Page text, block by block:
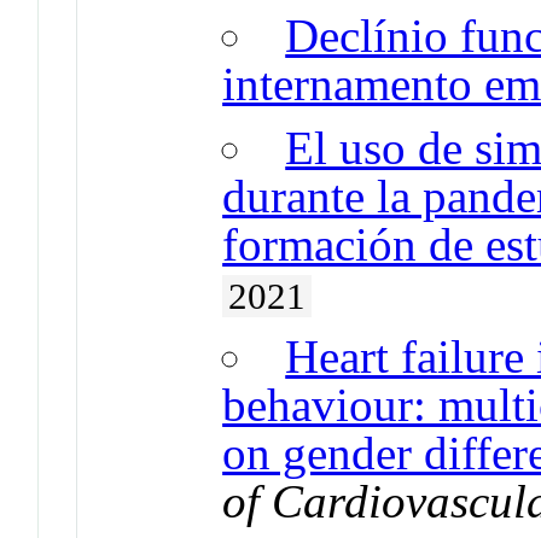
Declínio
internamento
El uso de
durante la
formación de
2021
Heart failure
behaviour:
on gender
of